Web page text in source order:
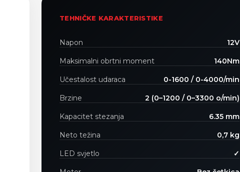
TEHNIČKE KARAKTERISTIKE
Napon 12V
Maksimalni obrtni moment 140Nm
Učestalost udaraca 0-1600 / 0-4000/min
Brzine 2 (0–1200 / 0–3300 o/min)
Kapacitet stezanja 6.35 mm
Neto težina 0,7 kg
LED svjetlo ✓